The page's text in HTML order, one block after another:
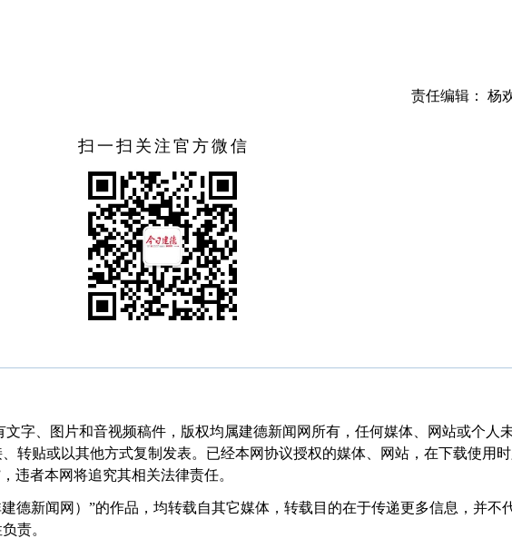
责任编辑： 杨
扫一扫关注官方微信
字、图片和音视频稿件，版权均属建德新闻网所有，任何媒体、网站或个人
转贴或以其他方式复制发表。已经本网协议授权的媒体、网站，在下载使用
违者本网将追究其相关法律责任。
德新闻网）”的作品，均转载自其它媒体，转载目的在于传递更多信息，并不
责。